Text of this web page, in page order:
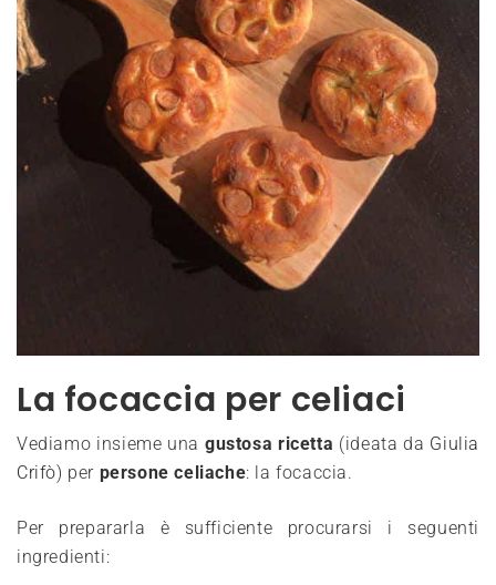
La focaccia per celiaci
Vediamo insieme una gustosa ricetta (ideata da Giulia
Crifò‎) per persone celiache: la focaccia.
Per prepararla è sufficiente procurarsi i seguenti
ingredienti: